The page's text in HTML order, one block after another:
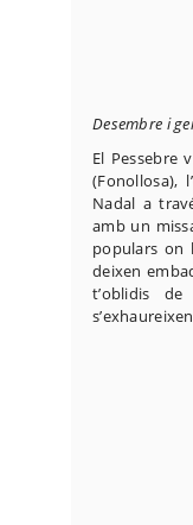
Desembre i
El Pessebre
(Fonollosa),
Nadal a
amb un
populars on
deixen
t’oblidis